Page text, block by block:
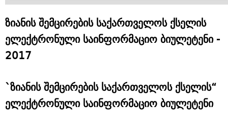
ზიანის შემცირების საქართველოს ქსელის
ელექტრონული საინფორმაციო ბიულეტენი -
2017
`ზიანის შემცირების საქართველოს ქსელის“
ელექტრონული საინფორმაციო ბიულეტენი